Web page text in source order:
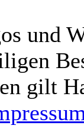
und
gilt